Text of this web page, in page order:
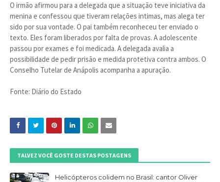
O irmão afirmou para a delegada que a situação teve iniciativa da
menina e confessou que tiveram relações intimas, mas alega ter
sido por sua vontade. O pai também reconheceu ter enviado o
texto. Eles foram liberados por falta de provas. A adolescente
passou por exames e foi medicada. A delegada avalia a
possibilidade de pedir prisão e medida protetiva contra ambos. O
Conselho Tutelar de Anápolis acompanha a apuração.
Fonte: Diário do Estado
TALVEZ VOCÊ GOSTE DESTAS POSTAGENS
Helicópteros colidem no Brasil: cantor Oliver